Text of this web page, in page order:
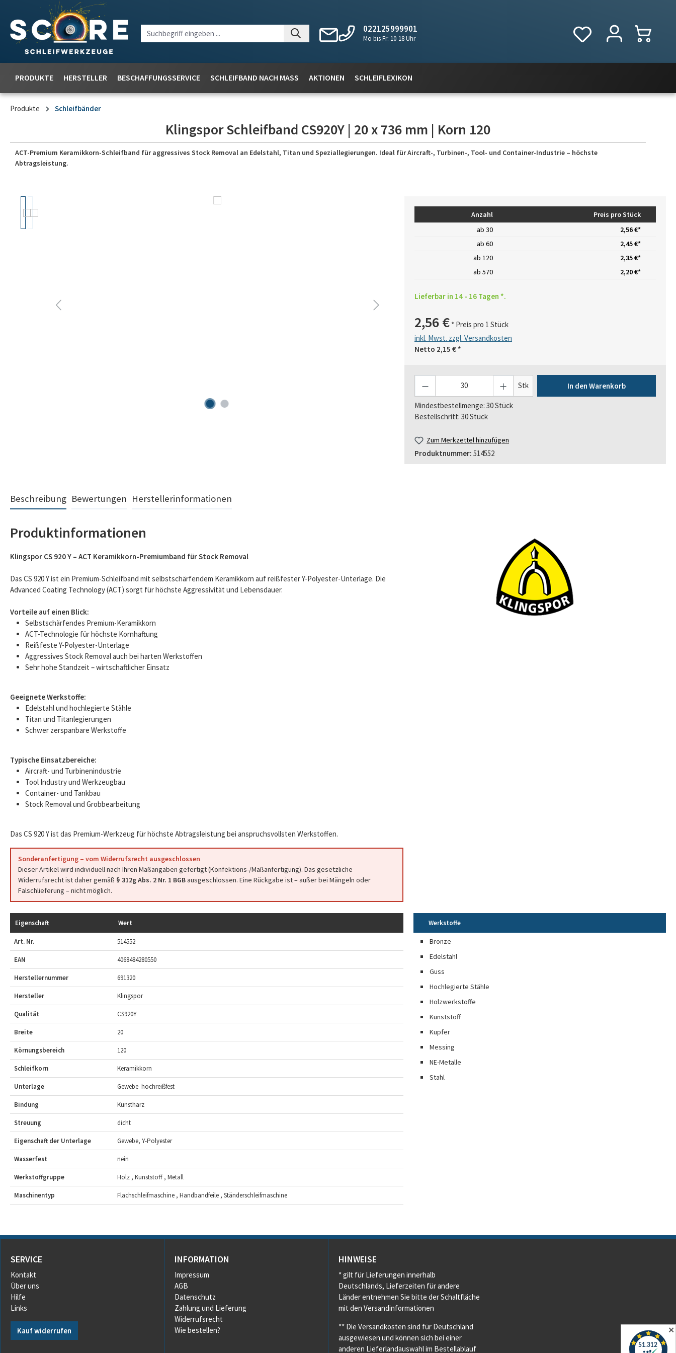
022125999901
Mo bis Fr: 10-18 Uhr
PRODUKTE HERSTELLER BESCHAFFUNGSSERVICE SCHLEIFBAND NACH MASS AKTIONEN SCHLEIFLEXIKON
Produkte Schleifbänder
Klingspor Schleifband CS920Y | 20 x 736 mm | Korn 120
ACT-Premium Keramikkorn-Schleifband für aggressives Stock Removal an Edelstahl, Titan und Speziallegierungen. Ideal für Aircraft-, Turbinen-, Tool- und Container-Industrie – höchste
Abtragsleistung.
Anzahl
Preis pro Stück
ab 30
2,56 €*
ab 60
2,45 €*
ab 120
2,35 €*
ab 570 2,20 €*
Lieferbar in 14 - 16 Tagen *.
2,56 € * Preis pro 1 Stück
inkl. Mwst. zzgl. Versandkosten
Netto 2,15 € *
Stk In den Warenkorb
Mindestbestellmenge: 30 Stück
Bestellschritt: 30 Stück
Zum Merkzettel hinzufügen
Produktnummer: 514552
Beschreibung Bewertungen Herstellerinformationen
Produktinformationen
Klingspor CS 920 Y – ACT Keramikkorn-Premiumband für Stock Removal
Das CS 920 Y ist ein Premium-Schleifband mit selbstschärfendem Keramikkorn auf reißfester Y-Polyester-Unterlage. Die
Advanced Coating Technology (ACT) sorgt für höchste Aggressivität und Lebensdauer.
Vorteile auf einen Blick:
Selbstschärfendes Premium-Keramikkorn
ACT-Technologie für höchste Kornhaftung
Reißfeste Y-Polyester-Unterlage
Aggressives Stock Removal auch bei harten Werkstoffen
Sehr hohe Standzeit – wirtschaftlicher Einsatz
Geeignete Werkstoffe:
Edelstahl und hochlegierte Stähle
Titan und Titanlegierungen
Schwer zerspanbare Werkstoffe
Typische Einsatzbereiche:
Aircraft- und Turbinenindustrie
Tool Industry und Werkzeugbau
Container- und Tankbau
Stock Removal und Grobbearbeitung
Das CS 920 Y ist das Premium-Werkzeug für höchste Abtragsleistung bei anspruchsvollsten Werkstoffen.
Sonderanfertigung – vom Widerrufsrecht ausgeschlossen
Dieser Artikel wird individuell nach Ihren Maßangaben gefertigt (Konfektions-/Maßanfertigung). Das gesetzliche
Widerrufsrecht ist daher gemäß § 312g Abs. 2 Nr. 1 BGBausgeschlossen. Eine Rückgabe ist – außer bei Mängeln oder
Falschlieferung – nicht möglich.
Eigenschaft Wert
Art. Nr. 514552
EAN 4068484280550
Herstellernummer 691320
Hersteller Klingspor
Qualität CS920Y
Breite 20
Körnungsbereich 120
Schleifkorn Keramikkorn
Unterlage Gewebe  hochreißfest
Bindung Kunstharz
Streuung dicht
Eigenschaft der Unterlage Gewebe, Y-Polyester
Wasserfest nein
Werkstoffgruppe Holz , Kunststoff , Metall
Maschinentyp Flachschleifmaschine , Handbandfeile , Ständerschleifmaschine
Werkstoffe
Bronze
Edelstahl
Guss
Hochlegierte Stähle
Holzwerkstoffe
Kunststoff
Kupfer
Messing
NE-Metalle
Stahl
SERVICE
Kontakt
Über uns
Hilfe
Links
Kauf widerrufen
INFORMATION
Impressum
AGB
Datenschutz
Zahlung und Lieferung
Widerrufsrecht
Wie bestellen?
HINWEISE
* gilt für Lieferungen innerhalb
Deutschlands, Lieferzeiten für andere
Länder entnehmen Sie bitte der Schaltfläche
mit den Versandinformationen
** Die Versandkosten sind für Deutschland
ausgewiesen und können sich bei einer
anderen Lieferlandauswahl im Bestellablauf
✕